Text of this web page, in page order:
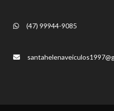
(47) 99944-9085